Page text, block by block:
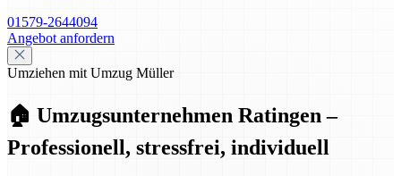
01579-2644094
Angebot anfordern
Umziehen mit Umzug Müller
🏠 Umzugsunternehmen Ratingen –
Professionell, stressfrei, individuell